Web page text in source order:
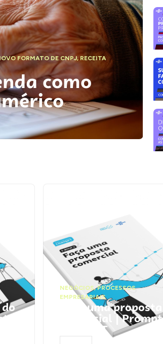
FORMATO DE CNPJ,RECEITA
como
do
NEGÓCIOS,PROCESSOS
EMPRESARIAIS
Faça uma proposta
comercial |
ChatGPT